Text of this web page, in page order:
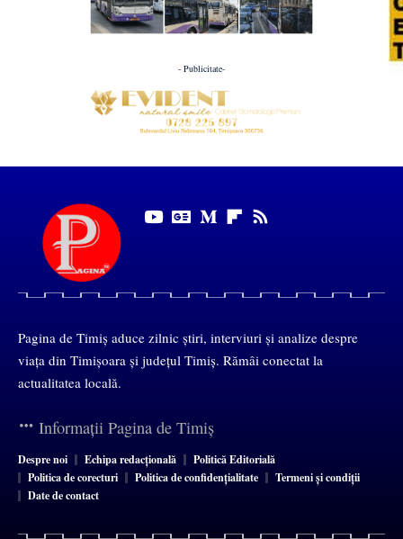
- Publicitate-
Pagina de Timiș aduce zilnic știri, interviuri și analize despre
viața din Timișoara și județul Timiș. Rămâi conectat la
actualitatea locală.
Informații Pagina de Timiș
Despre noi Echipa redacțională
Politică Editorială
Politica de corecturi
Politica de confidențialitate
Termeni și condiții
Date de contact